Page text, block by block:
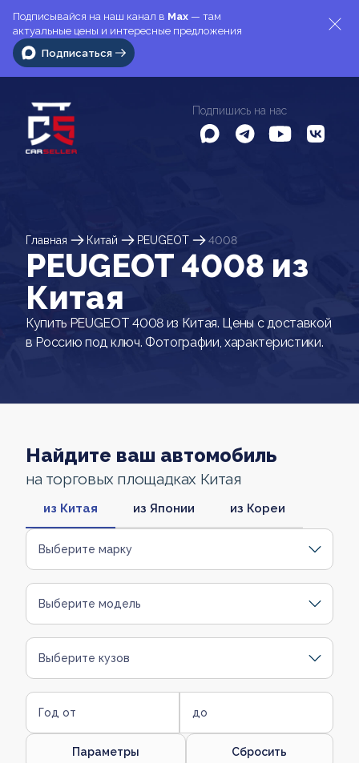
Подписывайся на наш канал в Max — там
актуальные цены и интересные предложения
Подписаться
Подпишись на нас
Главная Китай PEUGEOT 4008
PEUGEOT 4008 из
Китая
Купить PEUGEOT 4008 из Китая. Цены с доставкой
в Россию под ключ. Фотографии, характеристики.
Найдите ваш автомобиль
на торговых площадках Китая
из Китая из Японии из Кореи
Выберите марку
Выберите модель
Выберите кузов
Год от до
Параметры Сбросить